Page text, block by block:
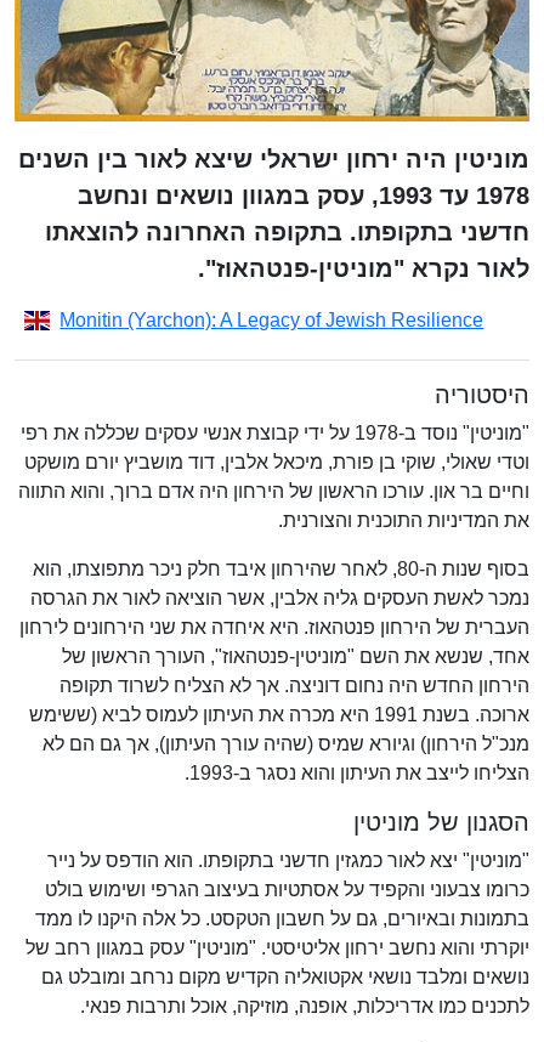
מוניטין היה ירחון ישראלי שיצא לאור בין השנים
1978 עד 1993, עסק במגוון נושאים ונחשב
חדשני בתקופתו. בתקופה האחרונה להוצאתו
לאור נקרא "מוניטין-פנטהאוז".
Monitin (Yarchon): A Legacy of Jewish Resilience
היסטוריה
"מוניטין" נוסד ב-1978 על ידי קבוצת אנשי עסקים שכללה את רפי
וטדי שאולי, שוקי בן פורת, מיכאל אלבין, דוד מושביץ יורם מושקט
וחיים בר און. עורכו הראשון של הירחון היה אדם ברוך, והוא התווה
את המדיניות התוכנית והצורנית.
בסוף שנות ה-80, לאחר שהירחון איבד חלק ניכר מתפוצתו, הוא
נמכר לאשת העסקים גליה אלבין, אשר הוציאה לאור את הגרסה
העברית של הירחון פנטהאוז. היא איחדה את שני הירחונים לירחון
אחד, שנשא את השם "מוניטין-פנטהאוז", העורך הראשון של
הירחון החדש היה נחום דוניצה. אך לא הצליח לשרוד תקופה
ארוכה. בשנת 1991 היא מכרה את העיתון לעמוס לביא (ששימש
מנכ"ל הירחון) וגיורא שמיס (שהיה עורך העיתון), אך גם הם לא
הצליחו לייצב את העיתון והוא נסגר ב-1993.
הסגנון של מוניטין
"מוניטין" יצא לאור כמגזין חדשני בתקופתו. הוא הודפס על נייר
כרומו צבעוני והקפיד על אסתטיות בעיצוב הגרפי ושימוש בולט
בתמונות ובאיורים, גם על חשבון הטקסט. כל אלה היקנו לו ממד
יוקרתי והוא נחשב ירחון אליטיסטי. "מוניטין" עסק במגוון רחב של
נושאים ומלבד נושאי אקטואליה הקדיש מקום נרחב ומובלט גם
לתכנים כמו אדריכלות, אופנה, מוזיקה, אוכל ותרבות פנאי.